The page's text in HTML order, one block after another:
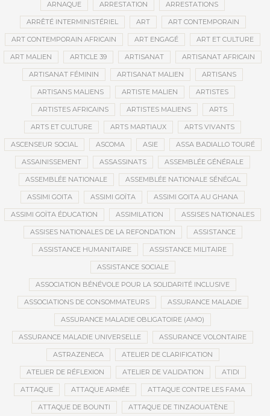
ARNAQUE ARRESTATION ARRESTATIONS
ARRÊTÉ INTERMINISTÉRIEL ART ART CONTEMPORAIN
ART CONTEMPORAIN AFRICAIN ART ENGAGÉ ART ET CULTURE
ART MALIEN ARTICLE 39 ARTISANAT ARTISANAT AFRICAIN
ARTISANAT FÉMININ ARTISANAT MALIEN ARTISANS
ARTISANS MALIENS ARTISTE MALIEN ARTISTES
ARTISTES AFRICAINS ARTISTES MALIENS ARTS
ARTS ET CULTURE ARTS MARTIAUX ARTS VIVANTS
ASCENSEUR SOCIAL ASCOMA ASIE ASSA BADIALLO TOURÉ
ASSAINISSEMENT ASSASSINATS ASSEMBLÉE GÉNÉRALE
ASSEMBLÉE NATIONALE ASSEMBLÉE NATIONALE SÉNÉGAL
ASSIMI GOITA ASSIMI GOÏTA ASSIMI GOITA AU GHANA
ASSIMI GOÏTA ÉDUCATION ASSIMILATION ASSISES NATIONALES
ASSISES NATIONALES DE LA REFONDATION ASSISTANCE
ASSISTANCE HUMANITAIRE ASSISTANCE MILITAIRE
ASSISTANCE SOCIALE
ASSOCIATION BÉNÉVOLE POUR LA SOLIDARITÉ INCLUSIVE
ASSOCIATIONS DE CONSOMMATEURS ASSURANCE MALADIE
ASSURANCE MALADIE OBLIGATOIRE (AMO)
ASSURANCE MALADIE UNIVERSELLE ASSURANCE VOLONTAIRE
ASTRAZENECA ATELIER DE CLARIFICATION
ATELIER DE RÉFLEXION ATELIER DE VALIDATION ATIDI
ATTAQUE ATTAQUE ARMÉE ATTAQUE CONTRE LES FAMA
ATTAQUE DE BOUNTI ATTAQUE DE TINZAOUATÈNE